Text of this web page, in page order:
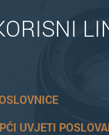
UVJETI